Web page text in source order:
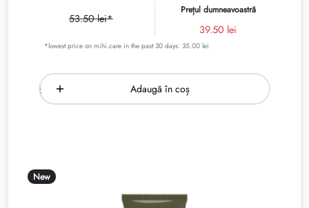
53.50 lei*
Prețul dumneavoastră
39.50 lei
*lowest price on mihi.care in the past 30 days: 35.00 lei
Adaugă în coș
New